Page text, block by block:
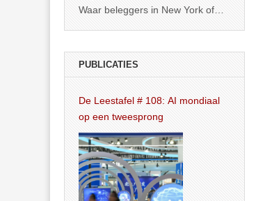
Waar beleggers in New York of
PUBLICATIES
De Leestafel # 108: AI mondiaal
op een tweesprong